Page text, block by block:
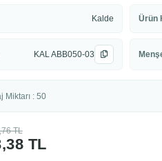
Kalde Ürün
KAL ABB050-03
Miktarı : 50
TL
TL